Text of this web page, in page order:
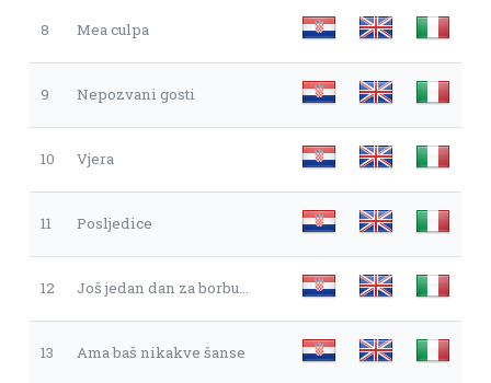
8 Mea culpa
9 Nepozvani gosti
10 Vjera
11 Posljedice
12 Još jedan dan za borbu...
13 Ama baš nikakve šanse